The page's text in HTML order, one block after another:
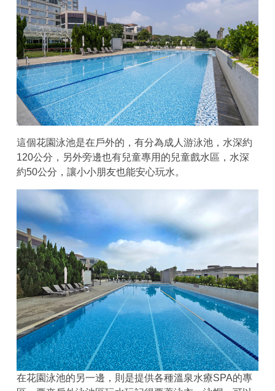
這個花園泳池是在戶外的，有分為成人游泳池，水深約
120公分，另外旁邊也有兒童專用的兒童戲水區，水深
約50公分，讓小小朋友也能安心玩水。
在花園泳池的另一邊，則是提供各種溫泉水療SPA的專